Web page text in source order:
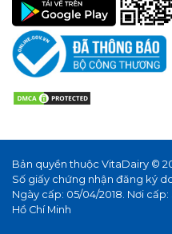
Bản quyền thuộc VitaDairy ©
Số giấy chứng nhận đăng ký
Ngày cấp: 05/04/2018. Nơi
Hồ Chí Minh